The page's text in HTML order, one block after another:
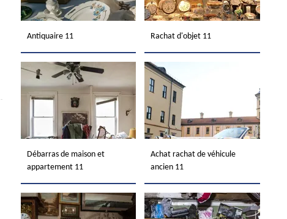
Antiquaire 11 Rachat d'objet 11
Débarras de maison et
appartement 11
Achat rachat de véhicule
ancien 11